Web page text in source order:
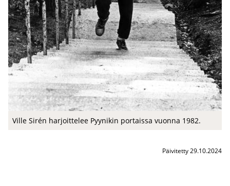
Ville Sirén har­joit­te­lee Pyy­ni­kin por­tais­sa vuon­na 1982.
Päivitetty 29.10.2024